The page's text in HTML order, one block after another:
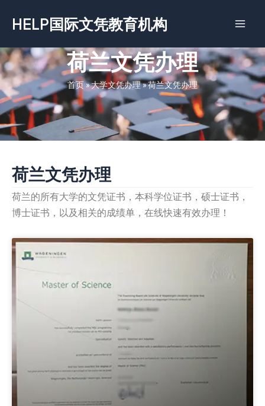
容
HELP国际文凭教育机构
荷兰文凭办理
首页»大学文凭办理»荷兰文凭办理
荷兰文凭办理
荷兰的所有大学的文凭证书，本科学位证书，硕士证书，
博士证书，以及相关的成绩单，在线快速有效办理！
PagePagePage